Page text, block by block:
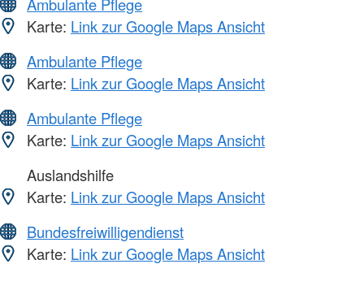
Ambulante Pflege
Karte: Link zur Google Maps Ansicht
Ambulante Pflege
Karte: Link zur Google Maps Ansicht
Ambulante Pflege
Karte: Link zur Google Maps Ansicht
Auslandshilfe
Karte: Link zur Google Maps Ansicht
Bundesfreiwilligendienst
Karte: Link zur Google Maps Ansicht